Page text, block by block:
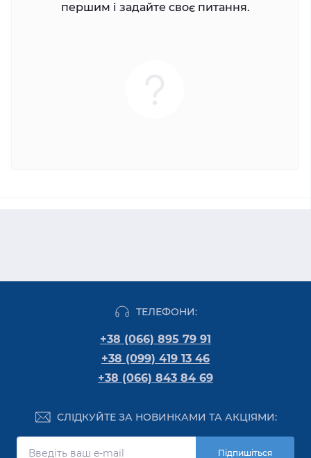
першим і задайте своє питання.
ТЕЛЕФОНИ:
+38 (066) 895 79 91
+38 (099) 419 13 46
+38 (066) 843 84 69
СЛІДКУЙТЕ ЗА НОВИНКАМИ ТА АКЦІЯМИ:
Підпишіться